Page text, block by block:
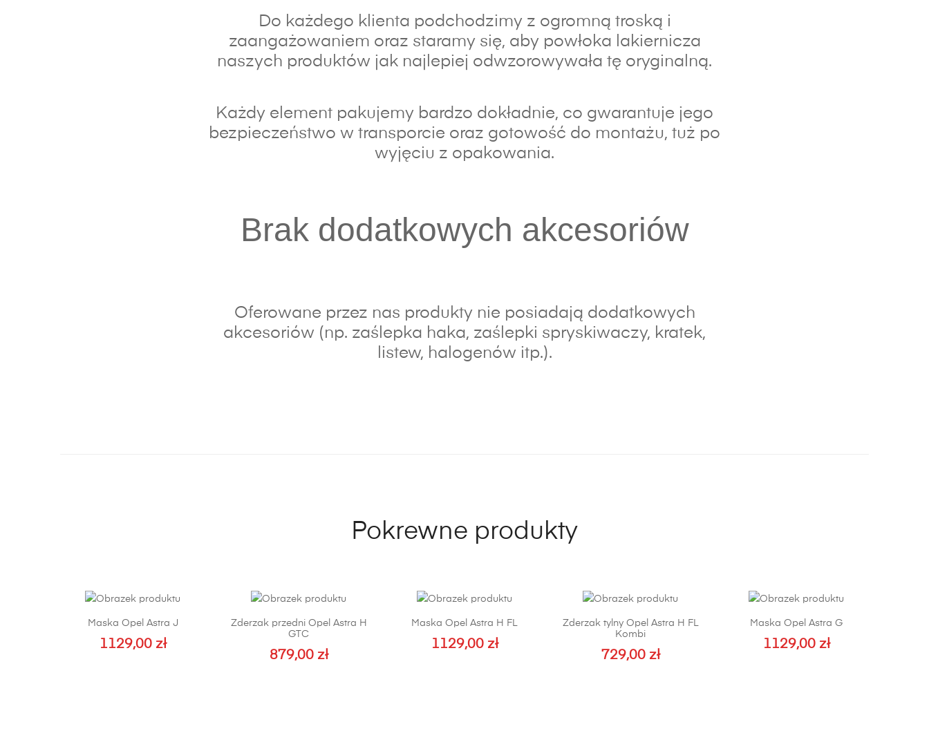
Do każdego klienta podchodzimy z ogromną troską i
zaangażowaniem oraz staramy się, aby powłoka lakiernicza
naszych produktów jak najlepiej odwzorowywała tę oryginalną.
Każdy element pakujemy bardzo dokładnie, co gwarantuje jego
bezpieczeństwo w transporcie oraz gotowość do montażu, tuż po
wyjęciu z opakowania.
Brak dodatkowych akcesoriów
Oferowane przez nas produkty nie posiadają dodatkowych
akcesoriów (np. zaślepka haka, zaślepki spryskiwaczy, kratek,
listew, halogenów itp.).
Pokrewne produkty
Maska Opel Astra J
1129,00 zł
Zderzak przedni Opel Astra H
GTC
879,00 zł
Maska Opel Astra H FL
1129,00 zł
Zderzak tylny Opel Astra H FL
Kombi
729,00 zł
Maska Opel Astra G
1129,00 zł